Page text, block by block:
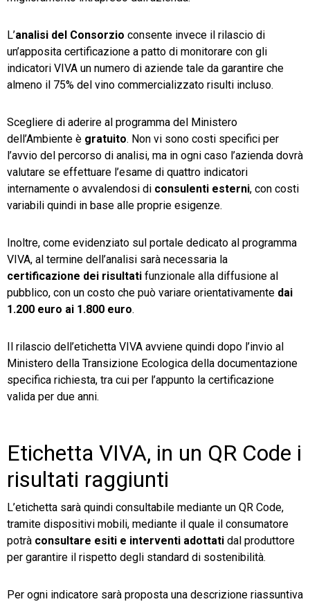
L’analisi del Consorzio consente invece il rilascio di
un’apposita certificazione a patto di monitorare con gli
indicatori VIVA un numero di aziende tale da garantire che
almeno il 75% del vino commercializzato risulti incluso.
Scegliere di aderire al programma del Ministero
dell’Ambiente è gratuito. Non vi sono costi specifici per
l’avvio del percorso di analisi, ma in ogni caso l’azienda dovrà
valutare se effettuare l’esame di quattro indicatori
internamente o avvalendosi di consulenti esterni, con costi
variabili quindi in base alle proprie esigenze.
Inoltre, come evidenziato sul portale dedicato al programma
VIVA, al termine dell’analisi sarà necessaria la
certificazione dei risultati funzionale alla diffusione al
pubblico, con un costo che può variare orientativamente dai
1.200 euro ai 1.800 euro.
Il rilascio dell’etichetta VIVA avviene quindi dopo l’invio al
Ministero della Transizione Ecologica della documentazione
specifica richiesta, tra cui per l’appunto la certificazione
valida per due anni.
Etichetta VIVA, in un QR Code i
risultati raggiunti
L’etichetta sarà quindi consultabile mediante un QR Code,
tramite dispositivi mobili, mediante il quale il consumatore
potrà consultare esiti e interventi adottati dal produttore
per garantire il rispetto degli standard di sostenibilità.
Per ogni indicatore sarà proposta una descrizione riassuntiva